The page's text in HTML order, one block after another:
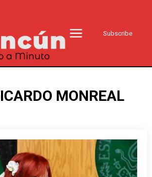
Subscribe
MONREAL